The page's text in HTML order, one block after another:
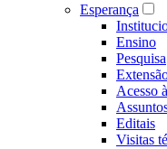
Esperança
Ensino
Pesquisa
Acesso
Editais
Visitas